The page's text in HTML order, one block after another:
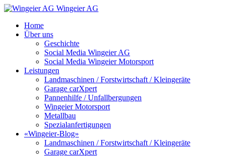
Wingeier AG
Home
Über uns
Geschichte
Social Media Wingeier AG
Social Media Wingeier Motorsport
Leistungen
Landmaschinen / Forstwirtschaft / Kleingeräte
Garage carXpert
Pannenhilfe / Unfallbergungen
Wingeier Motorsport
Metallbau
Spezialanfertigungen
«Wingeier-Blog»
Landmaschinen / Forstwirtschaft / Kleingeräte
Garage carXpert